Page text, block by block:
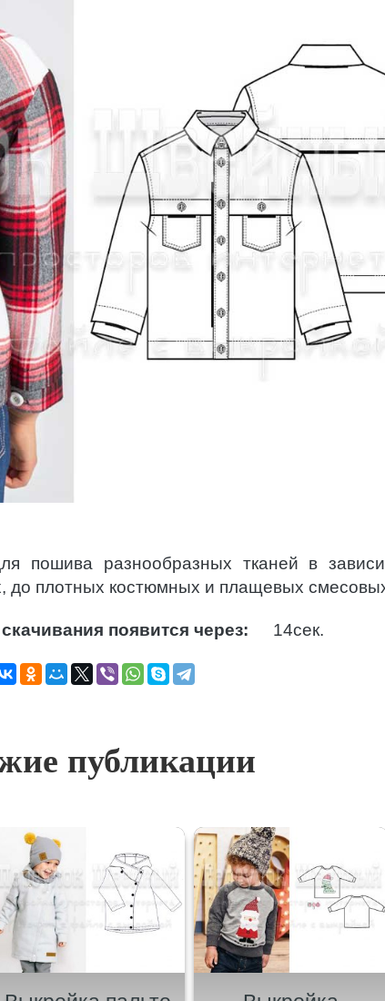
пошива разнообразных тканей в
до плотных костюмных и плащевых
появится через: 13сек.
публикации